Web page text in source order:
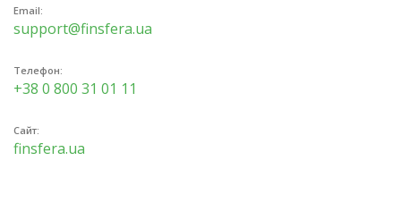
Email:
support@finsfera.ua
Телефон:
+38 0 800 31 01 11
Сайт:
finsfera.ua